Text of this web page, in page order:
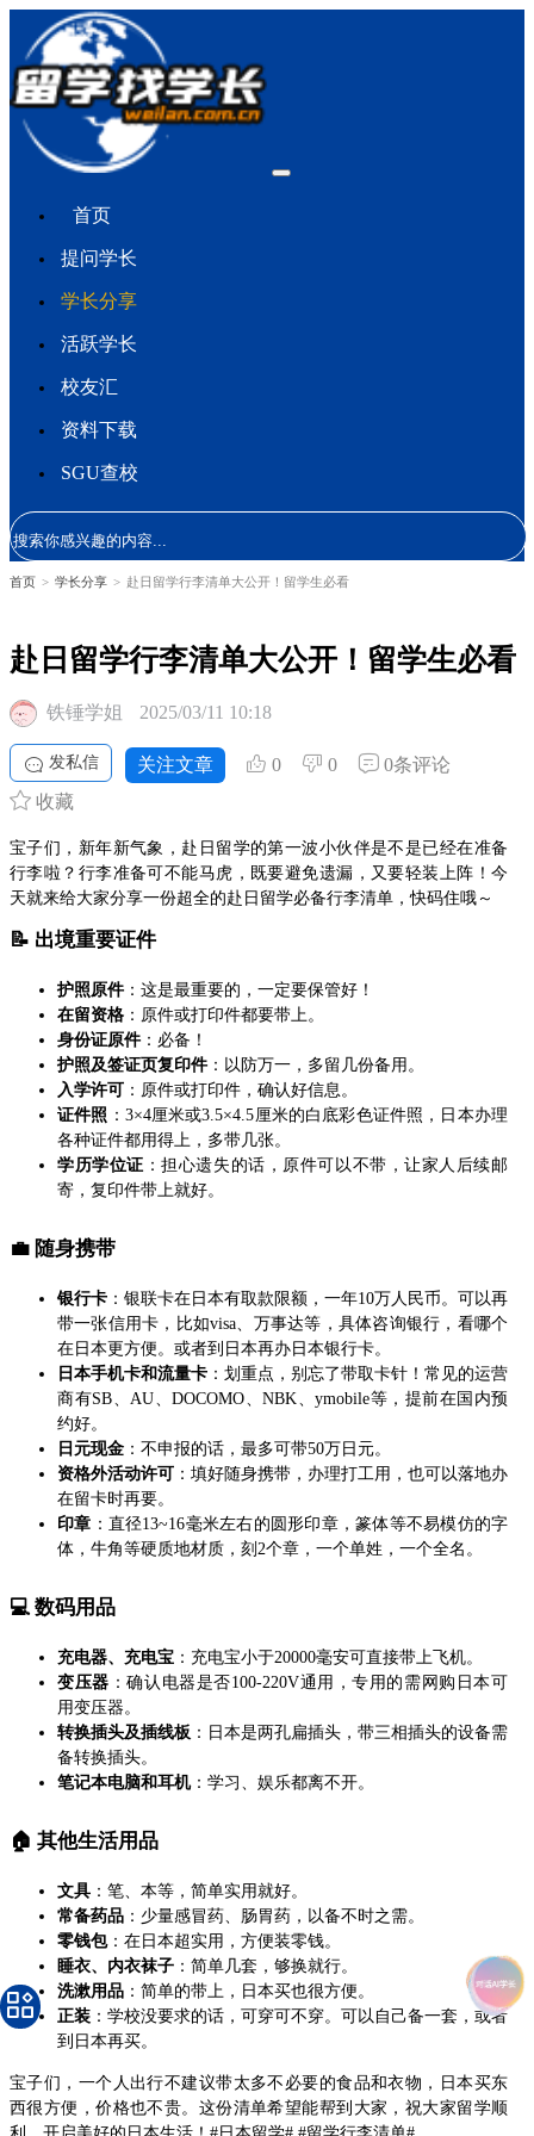
首页
提问学长
学长分享
活跃学长
校友汇
资料下载
SGU查校
首页 > 学长分享 > 赴日留学行李清单大公开！留学生必看
赴日留学行李清单大公开！留学生必看
铁锤学姐 2025/03/11 10:18
发私信 关注文章 0 0
0条评论
收藏
宝子们，新年新气象，赴日留学的第一波小伙伴是不是已经在准备
行李啦？行李准备可不能马虎，既要避免遗漏，又要轻装上阵！今
天就来给大家分享一份超全的赴日留学必备行李清单，快码住哦～
📝 出境重要证件
护照原件：这是最重要的，一定要保管好！
在留资格 ：原件或打印件都要带上。
身份证原件：必备！
护照及签证页复印件：以防万一，多留几份备用。
入学许可 ：原件或打印件，确认好信息。
证件照 ：3×4厘米或3.5×4.5厘米的白底彩色证件照，日本办理
各种证件都用得上，多带几张。
学历学位证 ：担心遗失的话，原件可以不带，让家人后续邮
寄，复印件带上就好。
💼 随身携带
银行卡 ：银联卡在日本有取款限额，一年10万人民币。可以再
带一张信用卡，比如visa、万事达等，具体咨询银行，看哪个
在日本更方便。或者到日本再办日本银行卡。
日本手机卡和流量卡 ：划重点，别忘了带取卡针！常见的运营
商有SB、AU、DOCOMO、NBK、ymobile等，提前在国内预
约好。
日元现金 ：不申报的话，最多可带50万日元。
资格外活动许可 ：填好随身携带，办理打工用，也可以落地办
在留卡时再要。
印章 ：直径13~16毫米左右的圆形印章，篆体等不易模仿的字
体，牛角等硬质地材质，刻2个章，一个单姓，一个全名。
💻 数码用品
充电器、充电宝 ：充电宝小于20000毫安可直接带上飞机。
变压器 ：确认电器是否100-220V通用，专用的需网购日本可
用变压器。
转换插头及插线板 ：日本是两孔扁插头，带三相插头的设备需
备转换插头。
笔记本电脑和耳机：学习、娱乐都离不开。
🏠 其他生活用品
文具 ：笔、本等，简单实用就好。
常备药品 ：少量感冒药、肠胃药，以备不时之需。
零钱包：在日本超实用，方便装零钱。
睡衣、内衣袜子 ：简单几套，够换就行。
洗漱用品 ：简单的带上，日本买也很方便。
正装 ：学校没要求的话，可穿可不穿。可以自己备一套，或者
到日本再买。
宝子们，一个人出行不建议带太多不必要的食品和衣物，日本买东
西很方便，价格也不贵。这份清单希望能帮到大家，祝大家留学顺